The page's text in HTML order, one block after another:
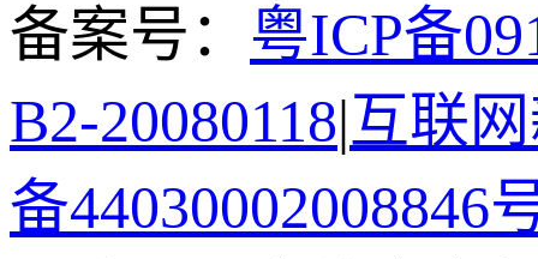
备案号： 粤ICP备
B2-20080118|互联
备44030002008846